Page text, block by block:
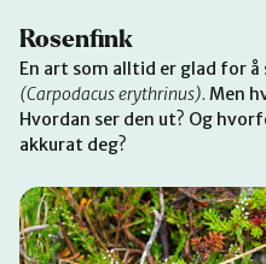
Rosenfink
En art som alltid er glad for å
(Carpodacus erythrinus). Men
Hvordan ser den ut? Og
akkurat deg?